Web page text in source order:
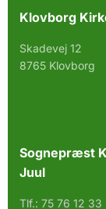
Klovborg
Skadevej 12
8765 Klovborg
Sognepræst
Juul
Tlf.: 75 76 12 33